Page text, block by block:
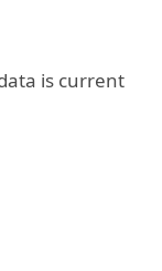
is current